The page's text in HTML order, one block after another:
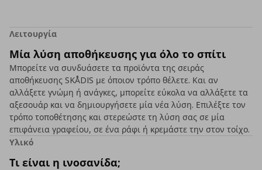
Λειτουργία
Μία λύση αποθήκευσης για όλο το σπίτι
Μπορείτε να συνδυάσετε τα προϊόντα της σειράς
αποθήκευσης SKÅDIS με όποιον τρόπο θέλετε. Και αν
αλλάξετε γνώμη ή ανάγκες, μπορείτε εύκολα να αλλάξετε τα
αξεσουάρ και να δημιουργήσετε μία νέα λύση. Επιλέξτε τον
τρόπο τοποθέτησης και στερεώστε τη λύση σας σε μία
επιφάνεια γραφείου, σε ένα ράφι ή κρεμάστε την στον τοίχο.
Υλικό
Τι είναι η ινοσανίδα;